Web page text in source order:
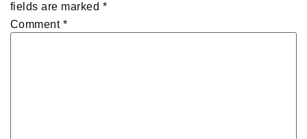
fields are marked *
Comment *